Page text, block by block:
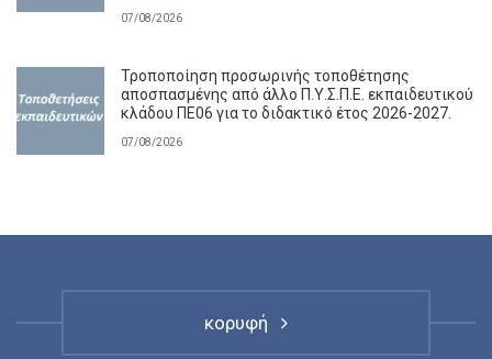
07/08/2026
Τροποποίηση προσωρινής τοποθέτησης
αποσπασμένης από άλλο Π.Υ.Σ.Π.Ε. εκπαιδευτικού
κλάδου ΠΕ06 για το διδακτικό έτος 2026-2027.
07/08/2026
κορυφή